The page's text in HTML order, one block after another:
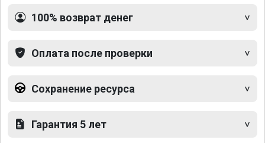
100% возврат денег
Оплата после проверки
Сохранение ресурса
Гарантия 5 лет